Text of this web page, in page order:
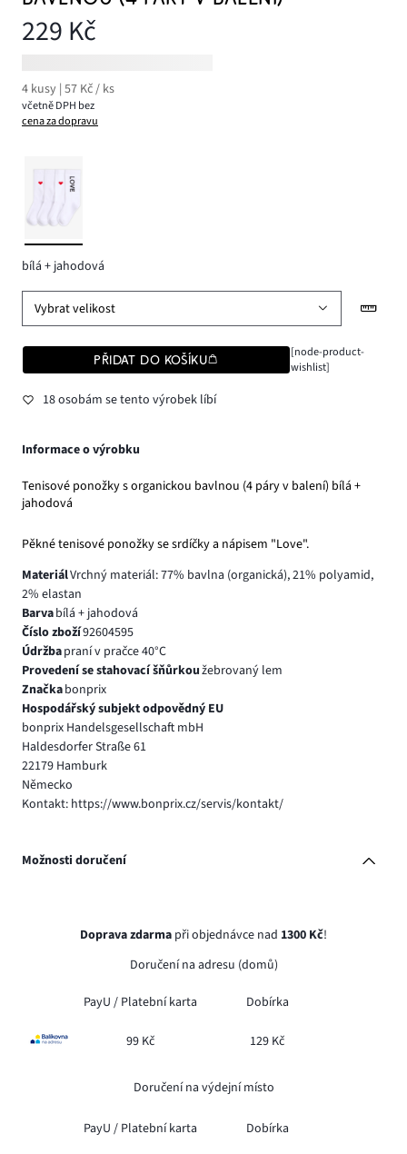
229 Kč
4 kusy | 57 Kč / ks
včetně DPH bez
cena za dopravu
bílá + jahodová
Vybrat velikost
PŘIDAT DO KOŠÍKU
[node-product-
wishlist]
18 osobám se tento výrobek líbí
Informace o výrobku
Tenisové ponožky s organickou bavlnou (4 páry v balení) bílá +
jahodová
Pěkné tenisové ponožky se srdíčky a nápisem "Love".
MateriálVrchný materiál: 77% bavlna (organická), 21% polyamid,
2% elastan
Barvabílá + jahodová
Číslo zboží92604595
Údržbapraní v pračce 40°C
Provedení se stahovací šňůrkoužebrovaný lem
Značkabonprix
Hospodářský subjekt odpovědný EU
bonprix Handelsgesellschaft mbH
Haldesdorfer Straße 61
22179 Hamburk
Německo
Kontakt: https://www.bonprix.cz/servis/kontakt/
Možnosti doručení
Doprava zdarma při objednávce nad 1300 Kč!
Doručení na adresu (domů)
PayU / Platební karta Dobírka
99 Kč 129 Kč
Doručení na výdejní místo
PayU / Platební karta Dobírka